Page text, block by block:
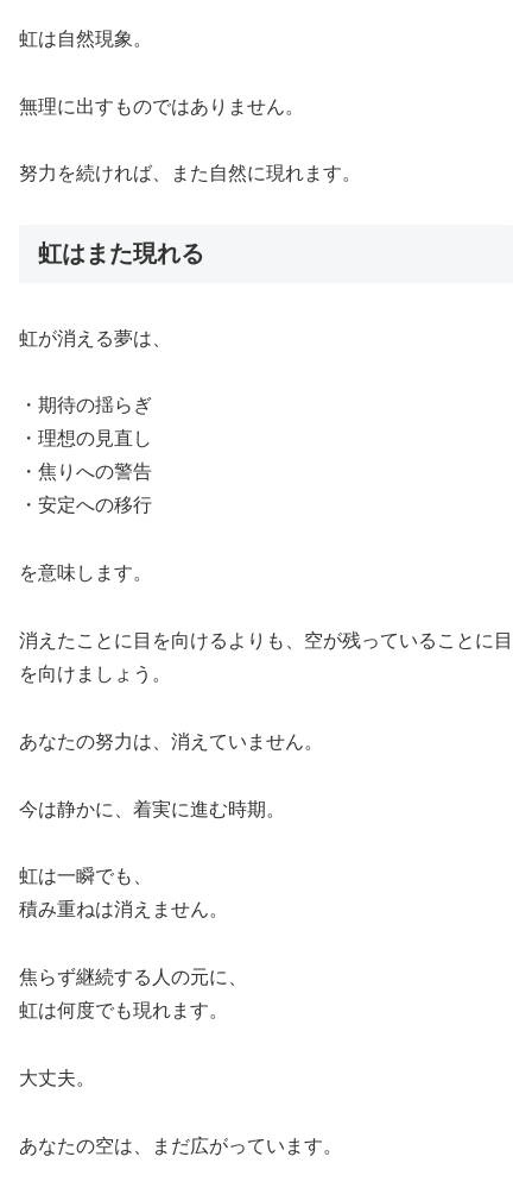
虹は自然現象。
無理に出すものではありません。
努力を続ければ、また自然に現れます。
虹はまた現れる
虹が消える夢は、
・期待の揺らぎ
・理想の見直し
・焦りへの警告
・安定への移行
を意味します。
消えたことに目を向けるよりも、空が残っていることに目
を向けましょう。
あなたの努力は、消えていません。
今は静かに、着実に進む時期。
虹は一瞬でも、
積み重ねは消えません。
焦らず継続する人の元に、
虹は何度でも現れます。
大丈夫。
あなたの空は、まだ広がっています。